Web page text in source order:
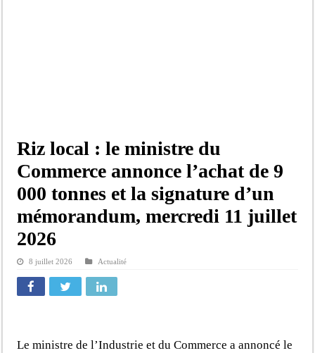
Riz local : le ministre du
Commerce annonce l’achat de 9
000 tonnes et la signature d’un
mémorandum, mercredi 11 juillet
2026
8 juillet 2026 Actualité
Le ministre de l’Industrie et du Commerce a annoncé le